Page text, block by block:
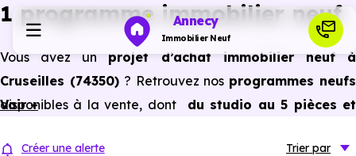
Annecy
Immobilier Neuf
Programmes neufs
Habiter
1 programme immobilier neuf
Vous avez unprojet d’achat immobilier neuf à
Cruseilles (74350)? Retrouvez nos programmes neufs
disponibles à la vente, dont
du studio au 5 pièces et
Voir +
Créer une alerte Trier par